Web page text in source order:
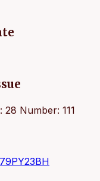
28 Number: 111